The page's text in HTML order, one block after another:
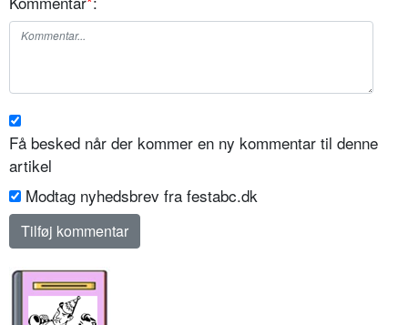
Få besked når der kommer en ny kommentar til denne
artikel
Modtag nyhedsbrev fra festabc.dk